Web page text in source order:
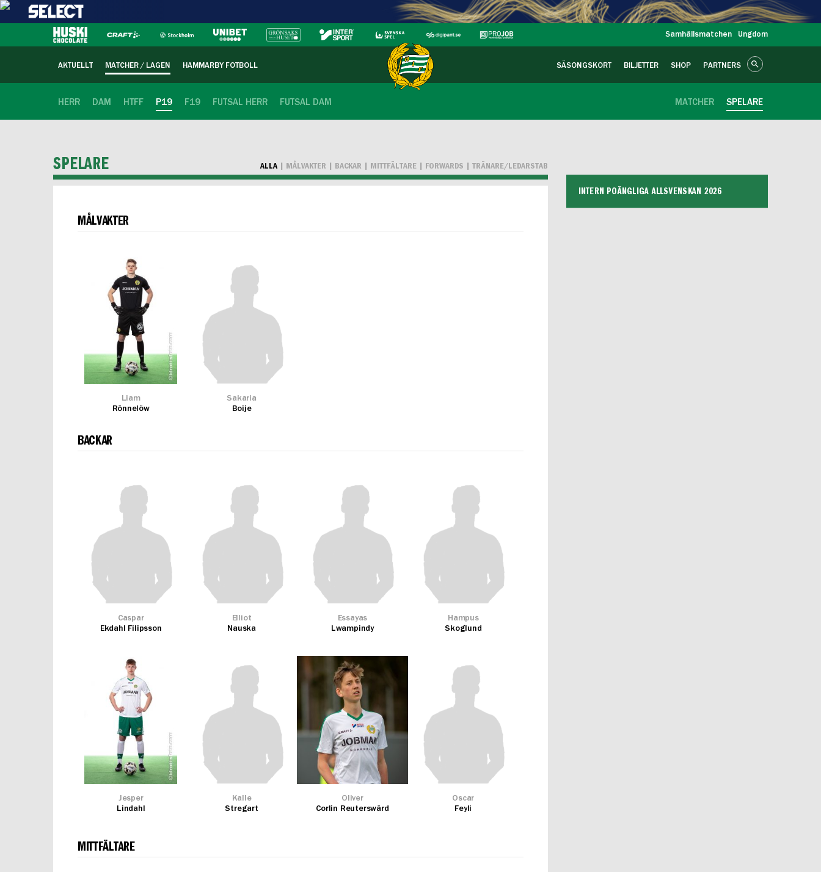
Samhällsmatchen Ungdom
AKTUELLT MATCHER / LAGEN HAMMARBY FOTBOLL SÄSONGSKORT BILJETTER SHOP PARTNERS
HERR DAM HTFF P19 F19 FUTSAL HERR FUTSAL DAM SPELARE
MATCHER
ALLA MÅLVAKTER BACKAR MITTFÄLTARE FORWARDS TRÄNARE/LEDARSTAB
SPELARE
MÅLVAKTER
Liam
Rönnelöw
Sakaria
Boije
BACKAR
Caspar
Ekdahl Filipsson
Elliot
Nauska
Essayas
Lwampindy
Hampus
Skoglund
Jesper
Lindahl
Kalle
Stregart
Oliver
Corlin Reuterswärd
Oscar
Feyli
MITTFÄLTARE
INTERN POÄNGLIGA ALLSVENSKAN 2026